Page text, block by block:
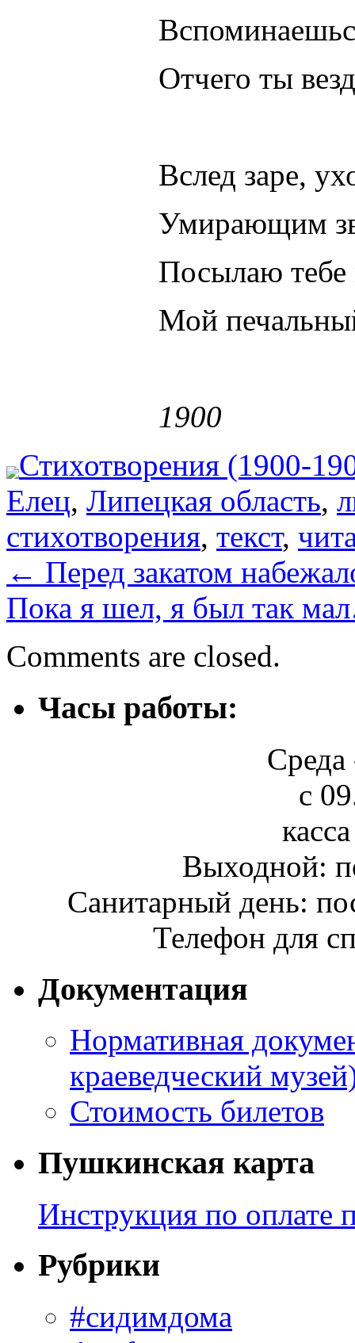
Отчего ты
Вслед заре,
Умирающим
Посылаю
Мой
1900
Стихотворения (1900-
Елец, Липецкая область,
стихотворения, текст,
← Перед закатом
Пока я шел, я был так
Comments are closed.
Часы работы:
Среда
с
Выходной:
Санитарный день:
Телефон для
Документация
Нормативная
краеведческий
Стоимость билетов
Пушкинская карта
Инструкция по оплате
Рубрики
#сидимдома